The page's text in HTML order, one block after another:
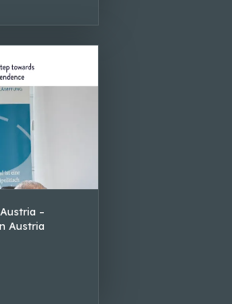
–
Austria